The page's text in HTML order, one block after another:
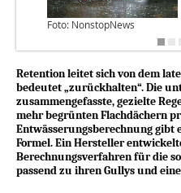
Foto: NonstopNews
Retention leitet sich von dem
bedeutet „zurückhalten“. Die
zusammengefasste, gezielte
mehr begrünten Flachdächern
Entwässerungsberechnung gibt
Formel. Ein Hersteller
Berechnungsverfahren für die
passend zu ihren Gullys und